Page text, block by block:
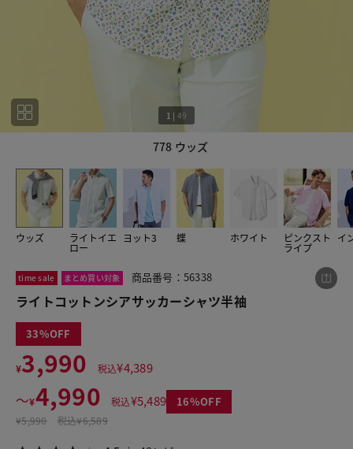
778 ウッズ
1 | 49
ウッズ ライトイエ
ロー
ヨット3 蝶 ホワイト ピンクスト
ライプ
イ
49
time sale まとめ買い対象 商品番号：56338
ライトコットンシアサッカーシャツ半袖
33
¥3,990 税込¥4,389
〜¥4,990 税込¥5,489 16
¥5,990 税込¥6,589
この商品をシェアする
ライトコットンシアサッカーシャツ半袖
¥4,990
税込¥5,489
X メール